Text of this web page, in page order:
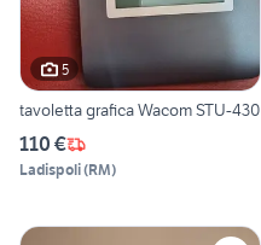
5
tavoletta grafica Wacom STU-430
110 €
Ladispoli(RM)